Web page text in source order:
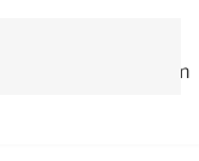
Valprogram